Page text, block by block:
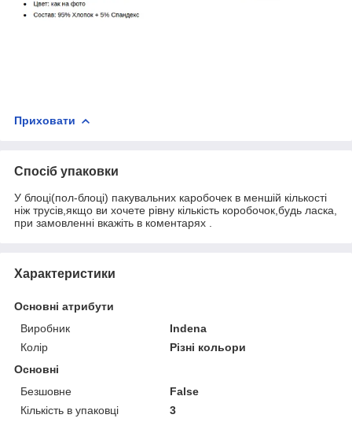
Приховати
Спосіб упаковки
У блоці(пол-блоці) пакувальних каробочек в меншій кількості
ніж трусів,якщо ви хочете рівну кількість коробочок,будь ласка,
при замовленні вкажіть в коментарях .
Характеристики
Основні атрибути
Виробник
Indena
Колір
Різні кольори
Основні
Безшовне
False
Кількість в упаковці
3